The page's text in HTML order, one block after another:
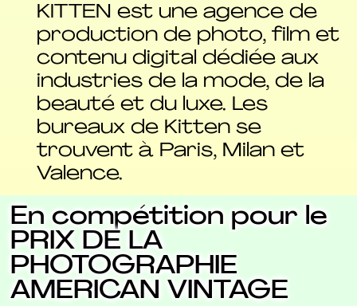
KITTEN est une agence de
production de photo, film et
contenu digital dédiée aux
industries de la mode, de la
beauté et du luxe. Les
bureaux de Kitten se
trouvent à Paris, Milan et
Valence.
En compétition pour le
PRIX DE LA
PHOTOGRAPHIE
AMERICAN VINTAGE